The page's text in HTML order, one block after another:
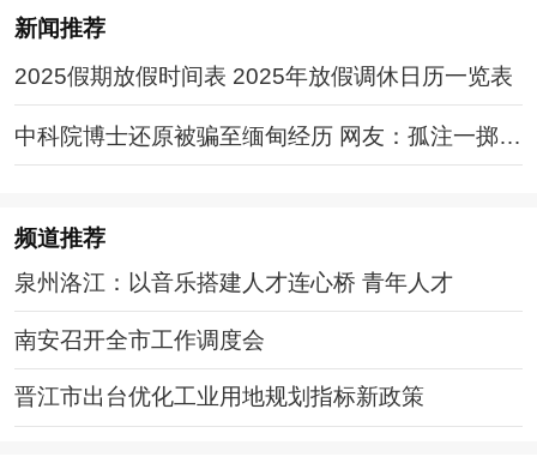
新闻推荐
2025假期放假时间表 2025年放假调休日历一览表
中科院博士还原被骗至缅甸经历 网友：孤注一掷现
实版
频道推荐
泉州洛江：以音乐搭建人才连心桥 青年人才
南安召开全市工作调度会
晋江市出台优化工业用地规划指标新政策